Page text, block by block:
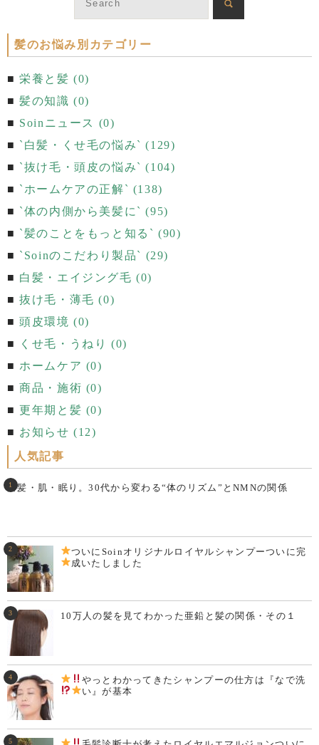
髪のお悩み別カテゴリー
栄養と髪 (0)
髪の知識 (0)
Soinニュース (0)
`白髪・くせ毛の悩み` (129)
`抜け毛・頭皮の悩み` (104)
`ホームケアの正解` (138)
`体の内側から美髪に` (95)
`髪のことをもっと知る` (90)
`Soinのこだわり製品` (29)
白髪・エイジング毛 (0)
抜け毛・薄毛 (0)
頭皮環境 (0)
くせ毛・うねり (0)
ホームケア (0)
商品・施術 (0)
更年期と髪 (0)
お知らせ (12)
人気記事
白髪・肌・眠り。30代から変わる“体のリズム”とNMNの関係
ついにSoinオリジナルロイヤルシャンプーついに完
成いたしました
10万人の髪を見てわかった亜鉛と髪の関係・その１
やっとわかってきた シャンプーの仕方は『なで洗
い 』が基本